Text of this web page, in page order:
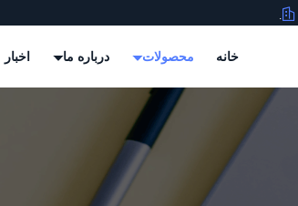
خانه محصولات درباره ما اخبار